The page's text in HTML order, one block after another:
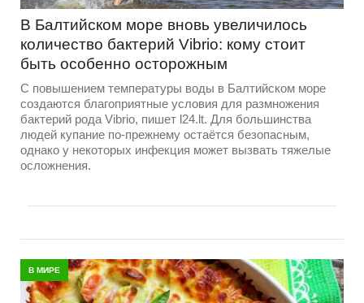
В Балтийском море вновь увеличилось
количество бактерий Vibrio: кому стоит
быть особенно осторожным
С повышением температуры воды в Балтийском море
создаются благоприятные условия для размножения
бактерий рода Vibrio, пишет l24.lt. Для большинства
людей купание по-прежнему остаётся безопасным,
однако у некоторых инфекция может вызвать тяжелые
осложнения.
В МИРЕ